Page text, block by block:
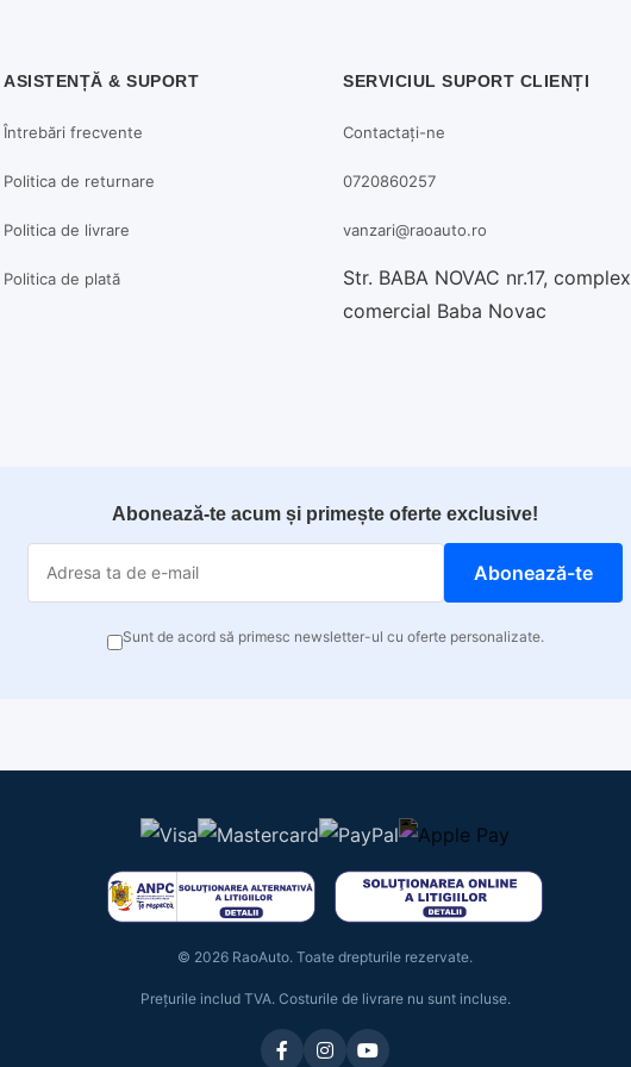
ASISTENȚĂ & SUPORT
Întrebări frecvente
Politica de returnare
Politica de livrare
Politica de plată
SERVICIUL SUPORT CLIENȚI
Contactați-ne
0720860257
vanzari@raoauto.ro
Str. BABA NOVAC nr.17, complex
comercial Baba Novac
Abonează-te acum și primește oferte exclusive!
Abonează-te
Sunt de acord să primesc newsletter-ul cu oferte personalizate.
© 2026 RaoAuto. Toate drepturile rezervate.
Prețurile includ TVA. Costurile de livrare nu sunt incluse.